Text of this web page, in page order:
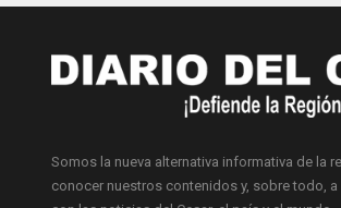
Somos la nueva alternativa informativa de la
conocer nuestros contenidos y, sobre todo,